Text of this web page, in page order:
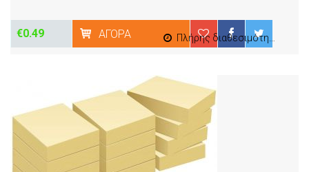
€0.49 ΑΓΟΡΆ Πλήρης διαθεσιμότητα